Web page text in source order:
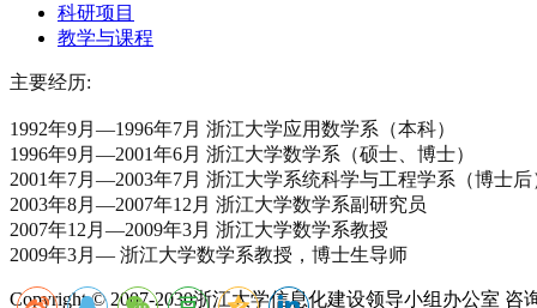
科研项目
教学与课程
主要经历:
1992年9月—1996年7月 浙江大学应用数学系（本科）
1996年9月—2001年6月 浙江大学数学系（硕士、博士）
2001年7月—2003年7月 浙江大学系统科学与工程学系（博士
2003年8月—2007年12月 浙江大学数学系副研究员
2007年12月—2009年3月 浙江大学数学系教授
2009年3月— 浙江大学数学系教授，博士生导师
Copyright © 2007-2030浙江大学信息化建设领导小组办公室 咨